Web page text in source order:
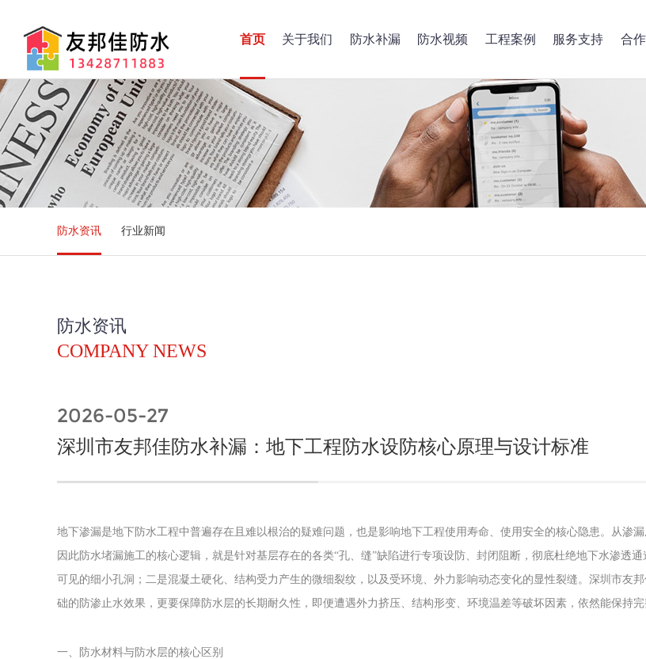
首页 关于我们 防水补漏 防水视频 工程案例 服务支持 合
防水资讯 行业新闻
防水资讯
COMPANY NEWS
2026-05-27
深圳市友邦佳防水补漏：地下工程防水设防核心原理与设计标准
地下渗漏是地下防水工程中普遍存在且难以根治的疑难问题，也是影响地下工程使用寿命、使用安全的核心隐患。从渗
因此防水堵漏施工的核心逻辑，就是针对基层存在的各类“孔、缝”缺陷进行专项设防、封闭阻断，彻底杜绝地下水渗透
可见的细小孔洞；二是混凝土硬化、结构受力产生的微细裂纹，以及受环境、外力影响动态变化的显性裂缝。深圳市友
础的防渗止水效果，更要保障防水层的长期耐久性，即便遭遇外力挤压、结构形变、环境温差等破坏因素，依然能保持完
一、防水材料与防水层的核心区别